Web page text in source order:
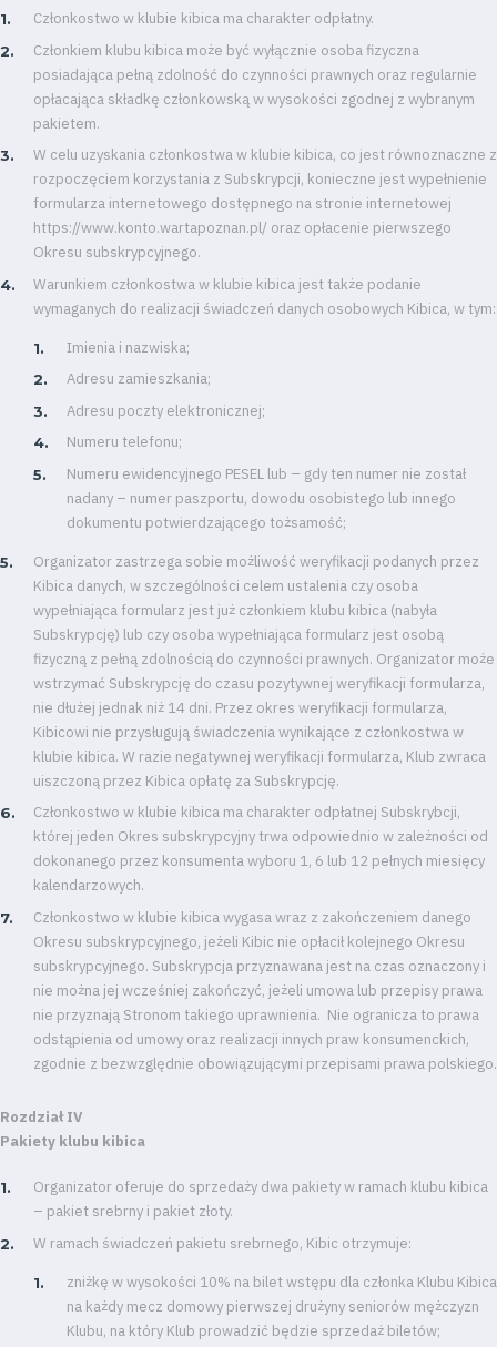
Członkostwo w klubie kibica ma charakter odpłatny.
Członkiem klubu kibica może być wyłącznie osoba fizyczna
posiadająca pełną zdolność do czynności prawnych oraz regularnie
opłacająca składkę członkowską w wysokości zgodnej z wybranym
pakietem.
W celu uzyskania członkostwa w klubie kibica, co jest równoznaczne z
rozpoczęciem korzystania z Subskrypcji, konieczne jest wypełnienie
formularza internetowego dostępnego na stronie internetowej
https://www.konto.wartapoznan.pl/ oraz opłacenie pierwszego
Okresu subskrypcyjnego.
Warunkiem członkostwa w klubie kibica jest także podanie
wymaganych do realizacji świadczeń danych osobowych Kibica, w tym:
Imienia i nazwiska;
Adresu zamieszkania;
Adresu poczty elektronicznej;
Numeru telefonu;
Numeru ewidencyjnego PESEL lub – gdy ten numer nie został
nadany – numer paszportu, dowodu osobistego lub innego
dokumentu potwierdzającego tożsamość;
Organizator zastrzega sobie możliwość weryfikacji podanych przez
Kibica danych, w szczególności celem ustalenia czy osoba
wypełniająca formularz jest już członkiem klubu kibica (nabyła
Subskrypcję) lub czy osoba wypełniająca formularz jest osobą
fizyczną z pełną zdolnością do czynności prawnych. Organizator może
wstrzymać Subskrypcję do czasu pozytywnej weryfikacji formularza,
nie dłużej jednak niż 14 dni. Przez okres weryfikacji formularza,
Kibicowi nie przysługują świadczenia wynikające z członkostwa w
klubie kibica. W razie negatywnej weryfikacji formularza, Klub zwraca
uiszczoną przez Kibica opłatę za Subskrypcję.
Członkostwo w klubie kibica ma charakter odpłatnej Subskrybcji,
której jeden Okres subskrypcyjny trwa odpowiednio w zależności od
dokonanego przez konsumenta wyboru 1, 6 lub 12 pełnych miesięcy
kalendarzowych.
Członkostwo w klubie kibica wygasa wraz z zakończeniem danego
Okresu subskrypcyjnego, jeżeli Kibic nie opłacił kolejnego Okresu
subskrypcyjnego. Subskrypcja przyznawana jest na czas oznaczony i
nie można jej wcześniej zakończyć, jeżeli umowa lub przepisy prawa
nie przyznają Stronom takiego uprawnienia. Nie ogranicza to prawa
odstąpienia od umowy oraz realizacji innych praw konsumenckich,
zgodnie z bezwzględnie obowiązującymi przepisami prawa polskiego.
Rozdział IV
Pakiety klubu kibica
Organizator oferuje do sprzedaży dwa pakiety w ramach klubu kibica
– pakiet srebrny i pakiet złoty.
W ramach świadczeń pakietu srebrnego, Kibic otrzymuje:
zniżkę w wysokości 10% na bilet wstępu dla członka Klubu Kibica
na każdy mecz domowy pierwszej drużyny seniorów mężczyzn
Klubu, na który Klub prowadzić będzie sprzedaż biletów;